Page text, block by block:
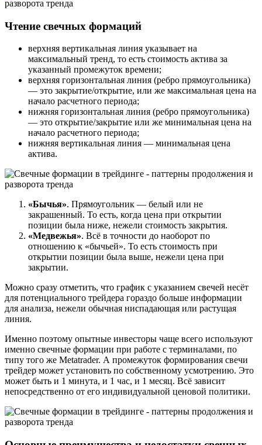
Чтение свечных формаций
верхняя вертикальная линия указывает на
максимальный тренд, то есть стоимость актива за
указанный промежуток времени;
верхняя горизонтальная линия (ребро прямоугольника)
— это закрытие/открытие, или же максимальная цена на
начало расчетного периода;
нижняя горизонтальная линия (ребро прямоугольника)
— это открытие/закрытие или же минимальная цена на
начало расчетного периода;
нижняя вертикальная линия — минимальная цена
актива.
«Бычья». Прямоугольник — белый или не
закрашенный. То есть, когда цена при открытии
позиции была ниже, нежели стоимость закрытия.
«Медвежья». Всё в точности до наоборот по
отношению к «бычьей». То есть стоимость при
открытии позиции была выше, нежели цена при
закрытии.
Можно сразу отметить, что график с указанием свечей несёт
для потенциального трейдера гораздо больше информации
для анализа, нежели обычная ниспадающая или растущая
линия.
Именно поэтому опытные инвесторы чаще всего используют
именно свечные формации при работе с терминалами, по
типу того же Metatrader. А промежуток формирования свечи
трейдер может установить по собственному усмотрению. Это
может быть и 1 минута, и 1 час, и 1 месяц. Всё зависит
непосредственно от его индивидуальной ценовой политики.